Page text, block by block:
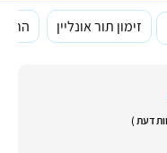
זימון תור אונליין